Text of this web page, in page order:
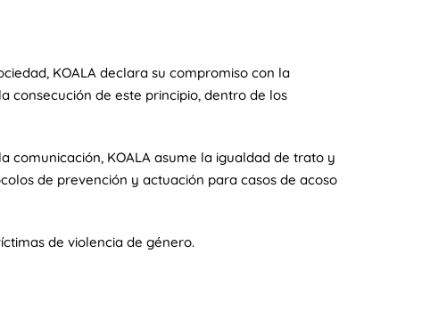
KOALA declara su compromiso con la
consecución de este principio, dentro de los
comunicación, KOALA asume la igualdad de trato y
de prevención y actuación para casos de acoso
de violencia de género.